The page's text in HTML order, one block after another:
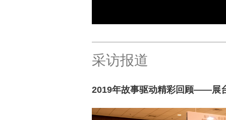
采访报道
2019年故事驱动精彩回顾——展